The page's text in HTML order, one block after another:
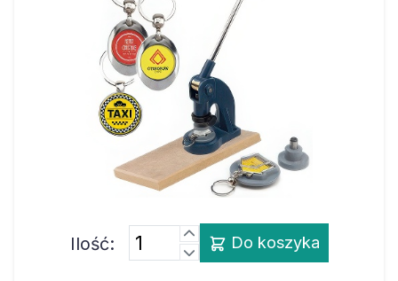
Ilość: Do koszyka